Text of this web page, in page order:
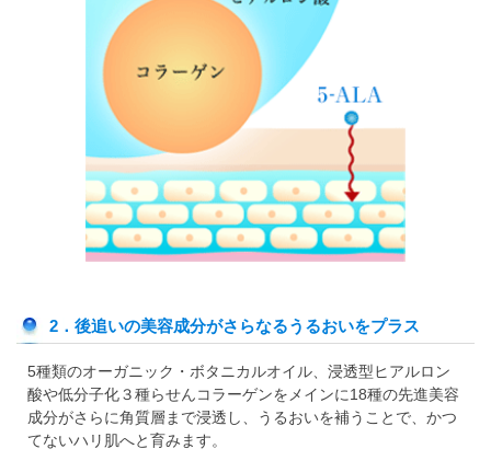
2．後追いの美容成分がさらなるうるおいをプラス
5種類のオーガニック・ボタニカルオイル、浸透型ヒアルロン
酸や低分子化３種らせんコラーゲンをメインに18種の先進美容
成分がさらに角質層まで浸透し、うるおいを補うことで、かつ
てないハリ肌へと育みます。